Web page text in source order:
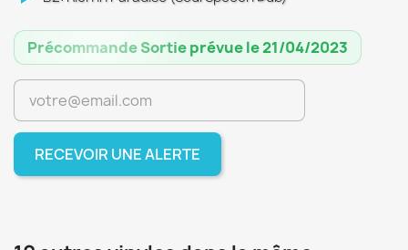
Précommande Sortie prévue le 21/04/2023
RECEVOIR UNE ALERTE